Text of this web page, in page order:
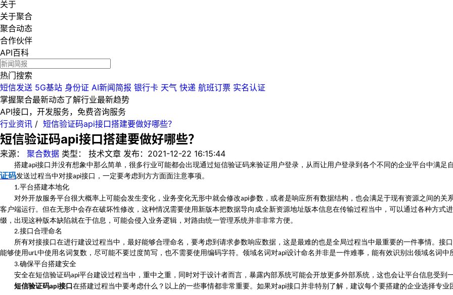
关于
关于聚合
聚合动态
合作伙伴
API百科
热门搜索
短信发送 5G基站 身份证 AI新闻简报 银行卡 天气 快递 航班订票 实名认证
掌握聚合最新动态了解行业最新趋势
API接口，开发服务，免费咨询服务
行业资讯 / 短信验证码api接口搭建要做好哪些？
短信验证码api接口搭建要做好哪些？
来源： 聚合数据 类型： 技术文章 发布： 2021-12-22 16:15:44
搭建api接口并没有想象中那么简单，很多行业可能都会出现通过短信验证码来验证用户登录，从而让用户登录到各个不同的企业平台中满
证码发送过程当中对接api接口，一定要考虑到方方面面注意事项。
1.平台搭建本地化
对外开放服务平台很大概率上可能会发生变化，业务变化无形中就会修改api参数，或者是响应所有数据结构，也会满足于现有资源之间的
客户端运行。但在无形中会存在破坏性修改，这种情况需要使用新版本把数据导向成全新资源地址版本信息在传输过程当中，可以通过各种方式
缀，出现这种版本缺陷就在于信息，可能会侵入业务逻辑，对路由统一管理系统并非非常方便。
2.接口合理命名
所有对接接口在进行建设过程当中，最好能够合理命名，要考虑到请求参数响应数据，这是最难的也是全局过程当中最重要的一件事情。接
能够使用urL中使用名词复数，尽可能不要过度简写，也不需要使用编码字符。领域名词对api设计命名并非是一件难事，能有效识别出领域名词中
3.确保平台搭建安全
安全在短信验证码api平台建设过程当中，重中之重，同时对于设计者而言，暴露内部系统可能会开放更多外部系统，这也会让平台信息受到
短信验证码api接口 在搭建过程当中要考虑什么？以上的一些事情都非常重要。如果对api接口并非特别了解，建议每个要搭建的企业选择专业